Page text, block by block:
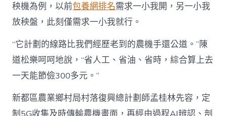
秧機為例，以前包養網排名需求一小我開，另一小我
放秧盤，此刻僅需求一小我就行。
“它計劃的線路比我們經歷老到的農機手還公道。”陳
道松樂呵呵地說，“省人工、省油、省時，綜合算上去
一天能節儉300多元。”
新都區農業鄉村局村落復興總計劃師孟桂林先容，定